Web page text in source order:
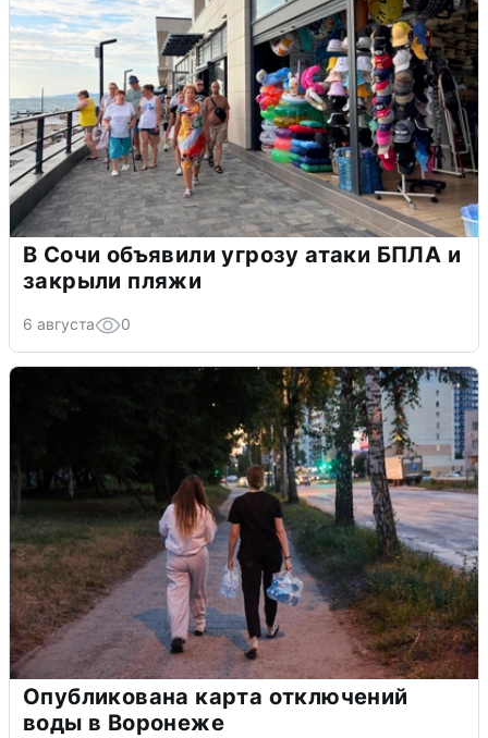
В Сочи объявили угрозу атаки БПЛА и
закрыли пляжи
6 августа 0
Опубликована карта отключений
воды в Воронеже